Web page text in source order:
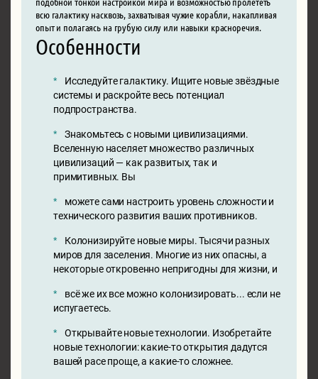
всю галактику насквозь, захватывая чужие корабли, накапливая
опыт и полагаясь на грубую силу или навыки красноречия.
Особенности
Исследуйте галактику. Ищите новые звёздные
системы и раскройте весь потенциал
подпространства.
Знакомьтесь с новыми цивилизациями.
Вселенную населяет множество различных
цивилизаций — как развитых, так и
примитивных. Вы
можете сами настроить уровень сложности и
технического развития ваших противников.
Колонизируйте новые миры. Тысячи разных
миров для заселения. Многие из них опасны, а
некоторые откровенно непригодны для жизни, и
всё же их все можно колонизировать... если не
испугаетесь.
Открывайте новые технологии. Изобретайте
новые технологии: какие-то открытия дадутся
вашей расе проще, а какие-то сложнее.